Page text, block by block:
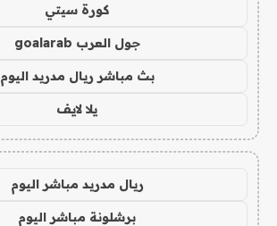
كورة سيتي
جول العرب goalarab
بث مباشر ريال مدريد اليوم
يلا لايف
ريال مدريد مباشر اليوم
برشلونة مباشر اليوم